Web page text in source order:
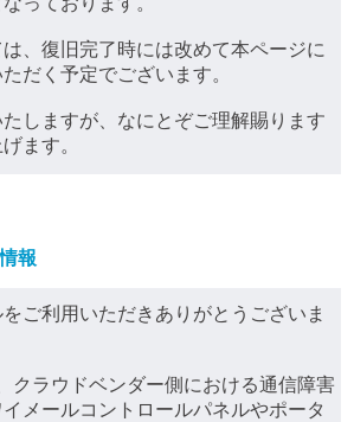
、復旧完了時には改めて本ページに
だく予定でございます。
しますが、なにとぞご理解賜ります
ます。
報
ご利用いただきありがとうございま
クラウドベンダー側における通信障害
メールコントロールパネルやポータ